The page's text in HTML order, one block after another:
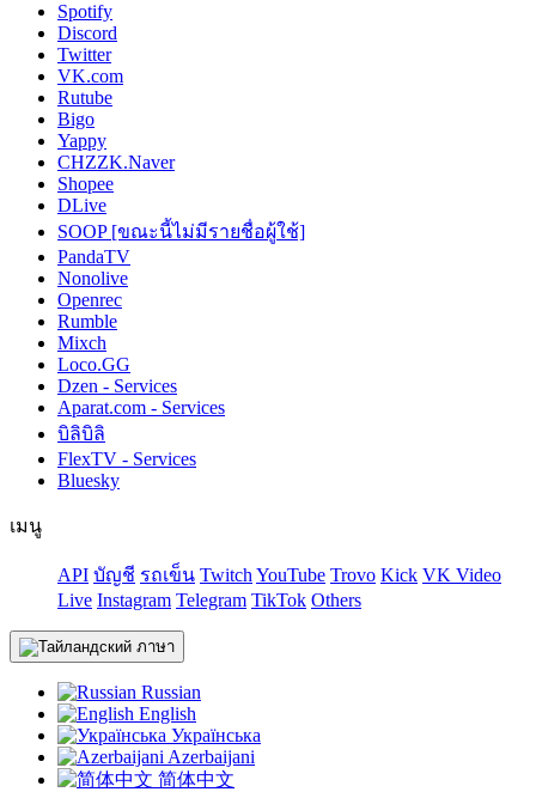
Spotify
Discord
Twitter
VK.com
Rutube
Bigo
Yappy
CHZZK.Naver
Shopee
DLive
SOOP [ขณะนี้ไม่มีรายชื่อผู้ใช้]
PandaTV
Nonolive
Openrec
Rumble
Mixch
Loco.GG
Dzen - Services
Aparat.com - Services
บิลิบิลิ
FlexTV - Services
Bluesky
เมนู
API บัญชี รถเข็น Twitch YouTube Trovo Kick VK Video
Live Instagram Telegram TikTok Others
ภาษา
Russian
English
Українська
Azerbaijani
简体中文